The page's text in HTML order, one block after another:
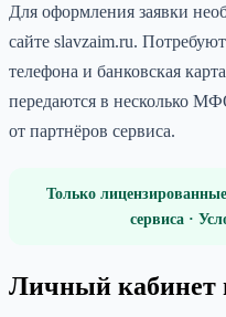
Для оформления заявки
сайте slavzaim.ru.
телефона и банковская
передаются в несколько
от партнёров сервиса.
Только
сервиса ·
Личный кабинет